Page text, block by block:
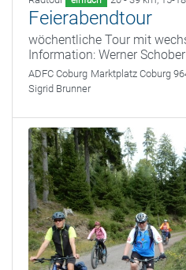
Feierabendtour
wöchentliche Tour mit
Information: Werner
ADFC Coburg Marktplatz Coburg
Sigrid Brunner